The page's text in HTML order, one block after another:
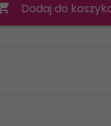
Dodaj do